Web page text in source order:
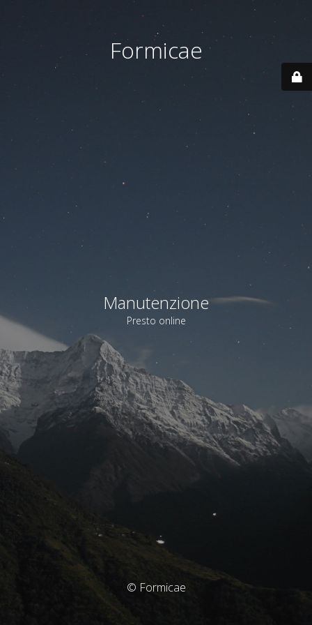
Formicae
Manutenzione
Presto online
© Formicae